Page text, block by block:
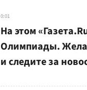
0:01
На этом
Олимпиады.
и следите за